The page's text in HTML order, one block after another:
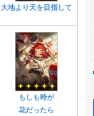
大地より天を目指して
もしも時が
花だったら